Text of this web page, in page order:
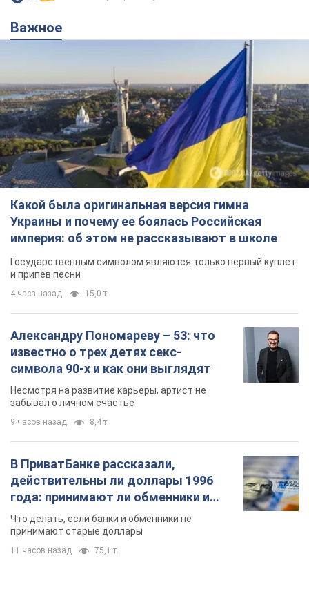
Важное
Какой была оригинальная версия гимна
Украины и почему ее боялась Российская
империя: об этом не рассказывают в школе
Государственным символом являются только первый куплет
и припев песни
4 часа назад 15,0 т.
Александру Пономареву – 53: что
известно о трех детях секс-
символа 90-х и как они выглядят
Несмотря на развитие карьеры, артист не
забывал о личном счастье
9 часов назад 8,4 т.
В ПриватБанке рассказали,
действительны ли доллары 1996
года: принимают ли обменники и
банки такие купюры
Что делать, если банки и обменники не
принимают старые доллары
11 часов назад 75,1 т.